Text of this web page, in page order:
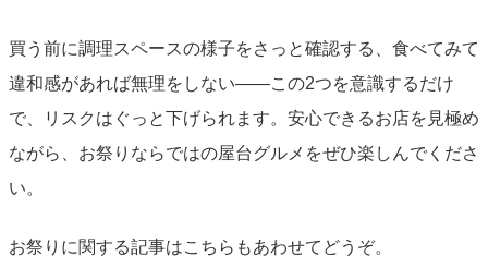
買う前に調理スペースの様子をさっと確認する、食べてみて
違和感があれば無理をしない——この2つを意識するだけ
で、リスクはぐっと下げられます。安心できるお店を見極め
ながら、お祭りならではの屋台グルメをぜひ楽しんでくださ
い。
お祭りに関する記事はこちらもあわせてどうぞ。